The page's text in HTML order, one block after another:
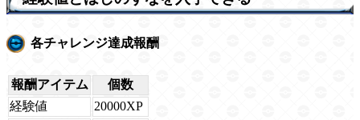
各チャレンジ達成報酬
報酬アイテム
個数
経験値
20000XP